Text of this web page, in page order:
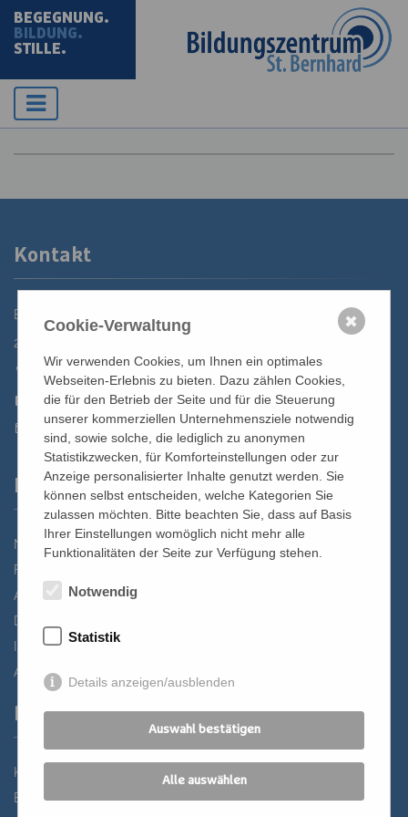
BEGEGNUNG.
BILDUNG.
STILLE.
Kontakt
Bildungszentrum St. Bernhard der Erzdiözese Wien
2700 Wiener Neustadt, Domplatz 1
02622 29131-5040
st.bernhard@edw.or.at
Links
Newsletter
Förderverein
Anreise
Datenschutz
Impressum
AGB
Partner
Katholisches Bildungswerk Wien
Bildung Regional
Cookie-Verwaltung
Wir verwenden Cookies, um Ihnen ein optimales
Webseiten-Erlebnis zu bieten. Dazu zählen Cookies,
die für den Betrieb der Seite und für die Steuerung
unserer kommerziellen Unternehmensziele notwendig
sind, sowie solche, die lediglich zu anonymen
Statistikzwecken, für Komforteinstellungen oder zur
Anzeige personalisierter Inhalte genutzt werden. Sie
können selbst entscheiden, welche Kategorien Sie
zulassen möchten. Bitte beachten Sie, dass auf Basis
Ihrer Einstellungen womöglich nicht mehr alle
Funktionalitäten der Seite zur Verfügung stehen.
Notwendig
Statistik
Details anzeigen/ausblenden
Auswahl bestätigen
Alle auswählen
✖